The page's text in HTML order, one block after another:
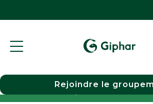
Choisir une pharmacie
Rejoindre le